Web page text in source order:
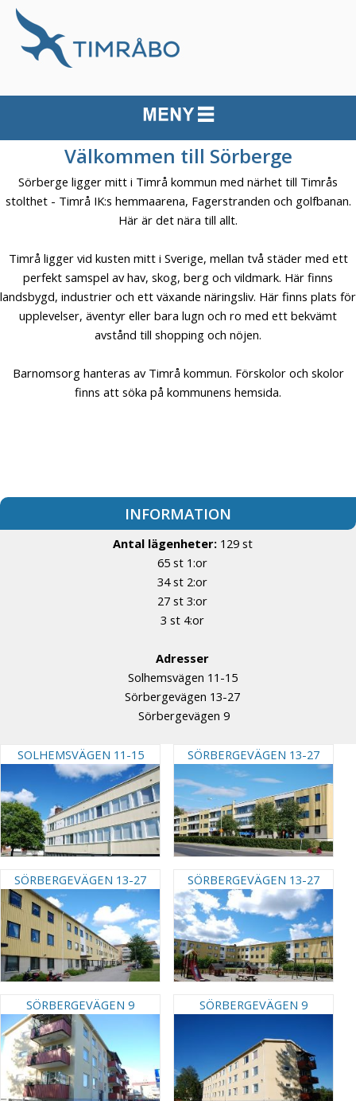
Välkommen till Sörberge
Sörberge ligger mitt i Timrå kommun med närhet till Timrås
stolthet - Timrå IK:s hemmaarena, Fagerstranden och golfbanan.
Här är det nära till allt.
Timrå ligger vid kusten mitt i Sverige, mellan två städer med ett
perfekt samspel av hav, skog, berg och vildmark. Här finns
landsbygd, industrier och ett växande näringsliv. Här finns plats för
upplevelser, äventyr eller bara lugn och ro med ett bekvämt
avstånd till shopping och nöjen.
Barnomsorg hanteras av Timrå kommun. Förskolor och skolor
finns att söka på kommunens hemsida.
INFORMATION
Antal lägenheter: 129 st
65 st 1:or
34 st 2:or
27 st 3:or
3 st 4:or
Adresser
Solhemsvägen 11-15
Sörbergevägen 13-27
Sörbergevägen 9
SOLHEMSVÄGEN 11-15 SÖRBERGEVÄGEN 13-27
SÖRBERGEVÄGEN 13-27 SÖRBERGEVÄGEN 13-27
SÖRBERGEVÄGEN 9 SÖRBERGEVÄGEN 9